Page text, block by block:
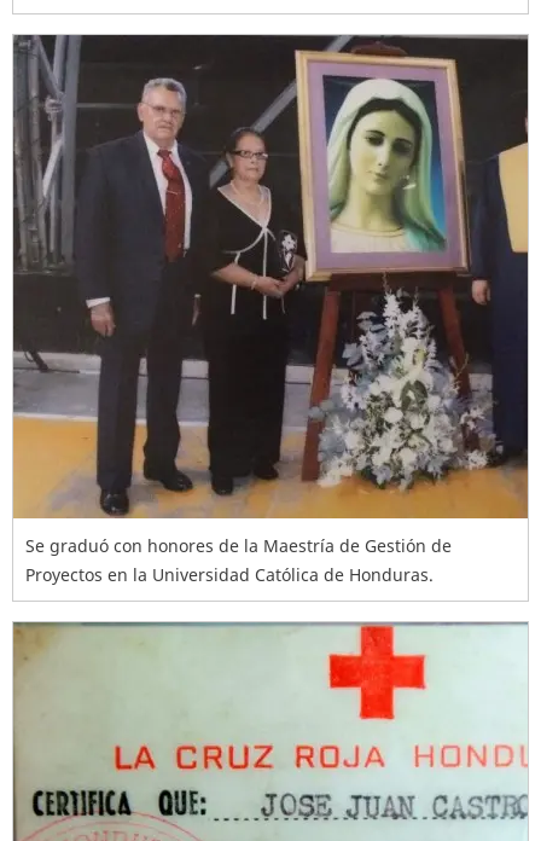
Se graduó con honores de la Maestría de Gestión de
Proyectos en la Universidad Católica de Honduras.